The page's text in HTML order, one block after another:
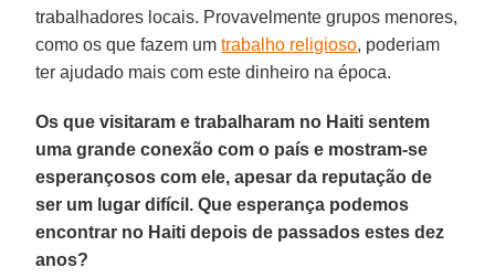
trabalhadores locais. Provavelmente grupos menores,
como os que fazem umtrabalho religioso, poderiam
ter ajudado mais com este dinheiro na época.
Os que visitaram e trabalharam no Haiti sentem
uma grande conexão com o país e mostram-se
esperançosos com ele, apesar da reputação de
ser um lugar difícil. Que esperança podemos
encontrar no Haiti depois de passados estes dez
anos?